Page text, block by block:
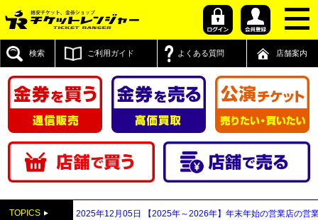
検索 ご利用ガイド よくある質問 店舗案内
TOPICS
ルについて 2025年12月05日 【2025年～2026年】年末年始の営業店の営業時